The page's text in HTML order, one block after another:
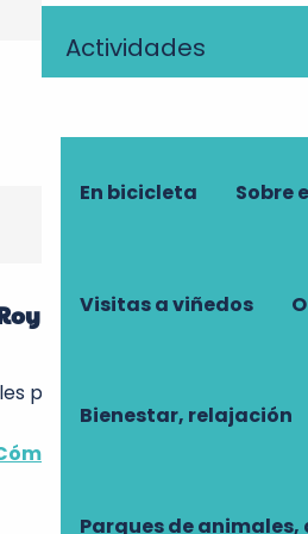
Actividades
En bicicleta Sobre
Visitas a viñedos
Bienestar, relajación
Parques de
en jeu de piste
prairies du Roy -, 37600
llegar